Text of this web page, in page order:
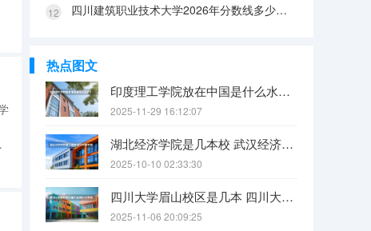
四川建筑职业技术大学2026年分数线多少？四川考生510分能上吗？建筑专业好就业吗？
热点图文
印度理工学院放在中国是什么水平？
2025-11-29 16:12:07
湖北经济学院是几本校 武汉经济学院是几本
2025-10-10 02:33:30
四川大学眉山校区是几本 四川大学锦江学院是几本？咋样？
2025-11-06 20:09:25